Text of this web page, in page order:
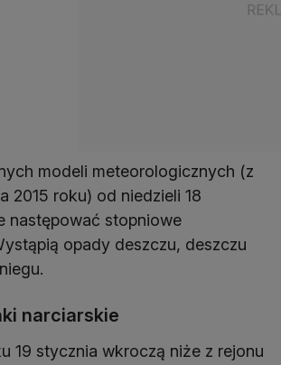
modeli meteorologicznych (z
2015 roku) od niedzieli 18
następować stopniowe
opady deszczu, deszczu
narciarskie
19 stycznia wkroczą niże z rejonu